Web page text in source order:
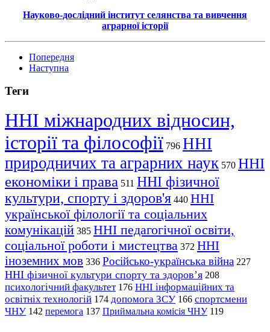
Науково-дослідний інститут селянства та вивчення
аграрної історії
Попередня
Наступна
Теги
ННІ міжнародних відносин,
історії та філософії 796 ННІ
природничих та аграрних наук 570 ННІ
економіки і права 511 ННІ фізичної
культури, спорту і здоров'я 440 ННІ
української філології та соціальних
комунікацій 385 ННІ педагогічної освіти,
соціальної роботи і мистецтва 372 ННІ
іноземних мов 336 Російсько-українська війна 227
ННІ фізичної культури спорту та здоров’я 208
психологічний факультет 176 ННІ інформаційних та
освітніх технологій 174 допомога ЗСУ 166 спортсмени
ЧНУ 142 перемога 137 Приймальна комісія ЧНУ 119